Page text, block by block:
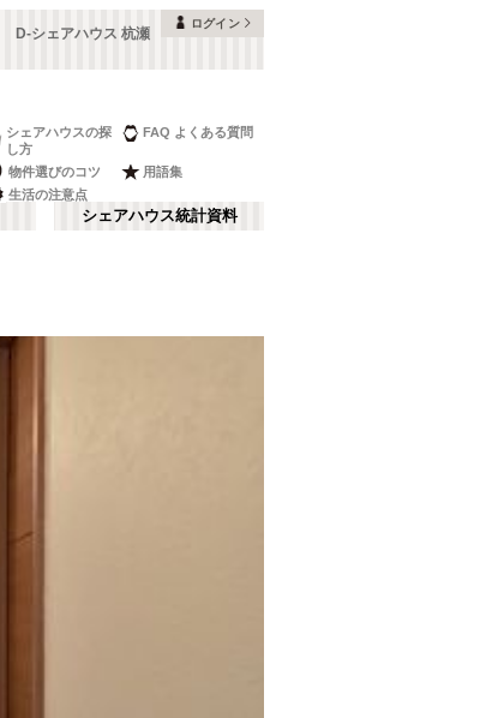
D-シェアハウス 杭瀬
ログイン
シェアハウスの探
し方
FAQ よくある質問
物件選びのコツ
用語集
生活の注意点
シェアハウス統計資料